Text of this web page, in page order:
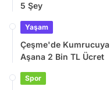
5 Şey
Yaşam
Çeşme'de Kumrucuya
Aşana 2 Bin TL Ücret
Spor